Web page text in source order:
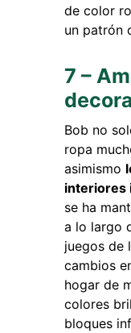
de color
un patrón
7 –
Bob no
ropa
asimismo
interiores
se ha
a lo largo
juegos de
cambios
hogar de
colores
bloques